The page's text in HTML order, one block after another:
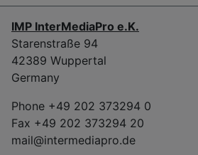
IMP InterMediaPro e.K.
Starenstraße 94
42389 Wuppertal
Germany
Phone +49 202 373294 0
Fax +49 202 373294 20
mail@intermediapro.de